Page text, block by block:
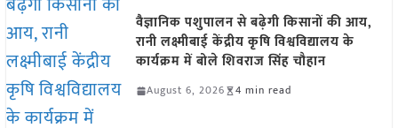
वैज्ञानिक पशुपालन से बढ़ेगी किसानों की आय,
रानी लक्ष्मीबाई केंद्रीय कृषि विश्वविद्यालय के
कार्यक्रम में बोले शिवराज सिंह चौहान
August 6, 2026 4 min read